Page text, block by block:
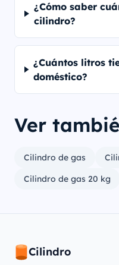
¿Cómo saber
cilindro?
¿Cuántos litros
doméstico?
Ver
Cilindro de gas
Cilindro de gas 20 kg
Cilindro